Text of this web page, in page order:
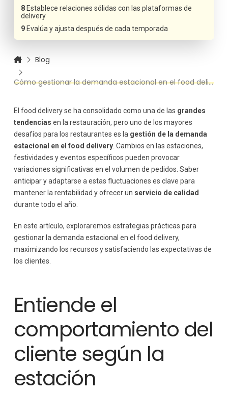
Establece relaciones sólidas con las plataformas de
delivery
Evalúa y ajusta después de cada temporada
Blog
Cómo gestionar la demanda estacional en el food delivery
El food delivery se ha consolidado como una de las grandes
tendencias en la restauración, pero uno de los mayores
desafíos para los restaurantes es la gestión de la demanda
estacional en el food delivery. Cambios en las estaciones,
festividades y eventos específicos pueden provocar
variaciones significativas en el volumen de pedidos. Saber
anticipar y adaptarse a estas fluctuaciones es clave para
mantener la rentabilidad y ofrecer un servicio de calidad
durante todo el año.
En este artículo, exploraremos estrategias prácticas para
gestionar la demanda estacional en el food delivery,
maximizando los recursos y satisfaciendo las expectativas de
los clientes.
Entiende el
comportamiento del
cliente según la
estación